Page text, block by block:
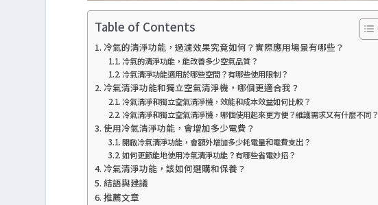
Table of Contents
冷氣的清淨功能，過濾效果究竟如何？實際應用場景有哪些？
冷氣的清淨功能，能改善多少空氣品質？
冷氣清淨功能適用於哪些空間？有哪些使用限制？
冷氣清淨功能和獨立空氣清淨機，哪個更適合我？
冷氣清淨和獨立空氣清淨機，效能和成本效益如何比較？
冷氣清淨和獨立空氣清淨機，哪個使用起來更方便？維護需求又有什麼不同？
使用冷氣清淨功能，會增加多少電費？
開啟冷氣清淨功能，會額外增加多少耗電量和電費支出？
如何更節能地使用冷氣清淨功能？有哪些省電妙招？
冷氣清淨功能，該如何選購和保養？
結語與建議
推薦文章